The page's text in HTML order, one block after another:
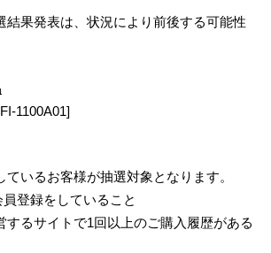
果発表は、状況により前後する可能性
1100A01]
ているお客様が抽選対象となります。
員登録をしていること
するサイトで1回以上のご購入履歴がある